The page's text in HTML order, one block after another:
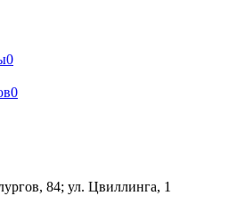
0
0
84; ул. Цвиллинга, 1